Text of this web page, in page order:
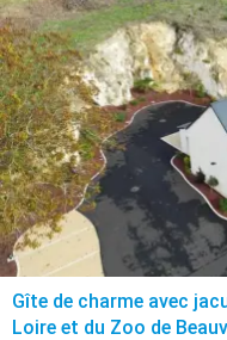
Gîte de charme avec
Loire et du Zoo de